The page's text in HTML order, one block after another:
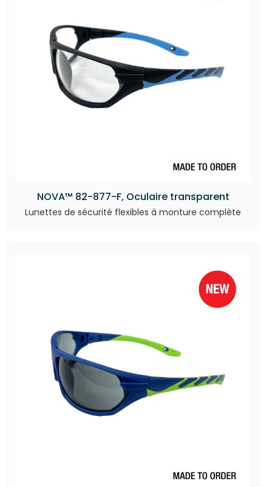
NOVA™ 82-877-F, Oculaire transparent
Lunettes de sécurité flexibles à monture complète